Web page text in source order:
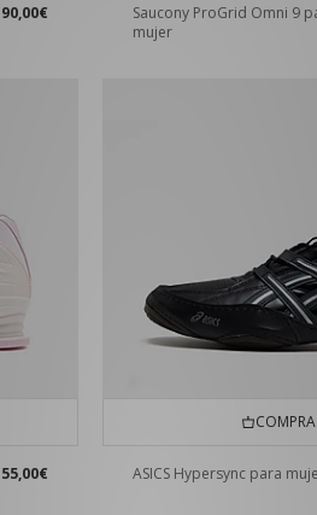
90,00€
Saucony ProGrid Omni 9
mujer
COMPRA
ASICS Hypersync para